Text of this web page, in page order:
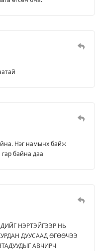
Нэг намынх байж
гар байна даа
НЭРТЭЙГЭЭР НЬ
ДУУСААД ӨГӨӨЧЭЭ
АВЧИРЧ